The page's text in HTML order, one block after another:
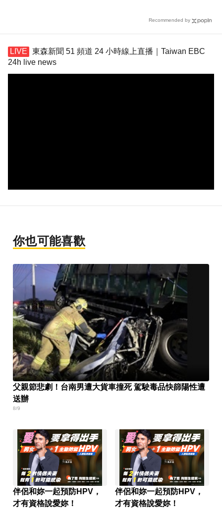
Recommended by
東森新聞 51 頻道 24 小時線上直播｜Taiwan EBC
24h live news
你也可能喜歡
父親節悲劇！台南男遭大貨車撞死 駕駛毒品快篩陽性遭
送辦
8/9
伴侶和妳一起預防HPV，
才有資格說愛妳！
伴侶和妳一起預防HPV，
才有資格說愛妳！